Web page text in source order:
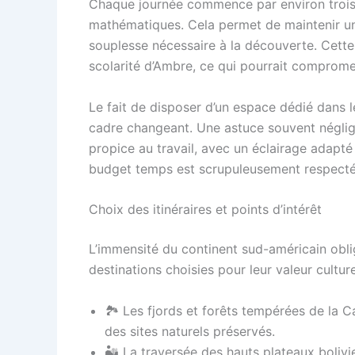
Chaque journée commence par environ
mathématiques. Cela permet de maintenir
souplesse nécessaire à la découverte.
scolarité d’Ambre, ce qui pourrait
Le fait de disposer d’un espace dédié
cadre changeant. Une astuce souvent
propice au travail, avec un éclairage
budget temps est scrupuleusement
Choix des itinéraires et points d’intérêt
L’immensité du continent sud-américain
destinations choisies pour leur valeur
🏞 Les fjords et forêts tempérées de la
des sites naturels préservés.
🏜 La traversée des hauts plateaux